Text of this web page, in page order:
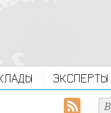
ЭКСПЕРТЫ